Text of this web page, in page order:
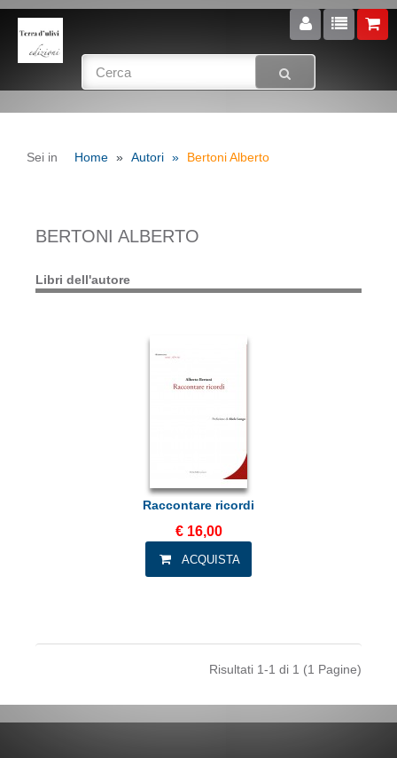
Sei in Home Autori Bertoni Alberto
BERTONI ALBERTO
Libri dell'autore
Raccontare ricordi
€ 16,00
Risultati 1-1 di 1 (1 Pagine)